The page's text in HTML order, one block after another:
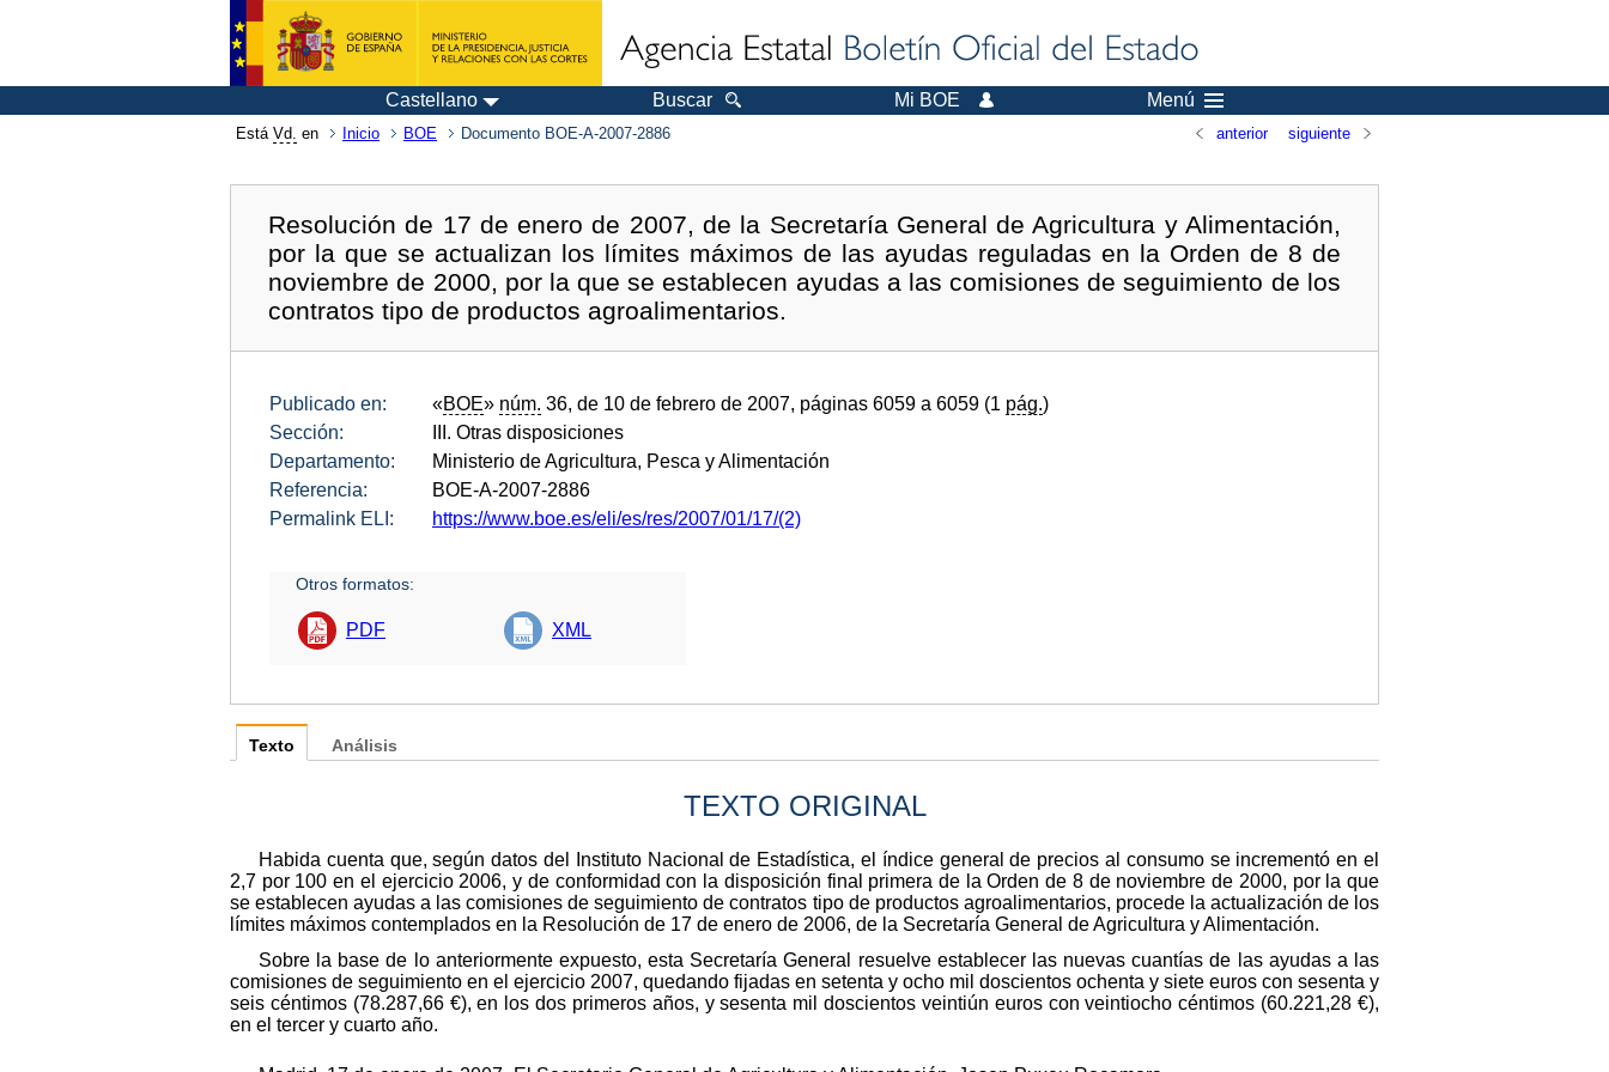
Castellano Buscar Mi BOE Menú
Está Vd. en Inicio BOE Documento BOE-A-2007-2886 anterior siguiente
Resolución de 17 de enero de 2007, de la Secretaría General de Agricultura y Alimentación,
por la que se actualizan los límites máximos de las ayudas reguladas en la Orden de 8 de
noviembre de 2000, por la que se establecen ayudas a las comisiones de seguimiento de los
contratos tipo de productos agroalimentarios.
Publicado en: «BOE» núm. 36, de 10 de febrero de 2007, páginas 6059 a 6059 (1 pág.)
Sección:
III. Otras disposiciones
Departamento:
Ministerio de Agricultura, Pesca y Alimentación
Referencia:
BOE-A-2007-2886
Permalink ELI:
https://www.boe.es/eli/es/res/2007/01/17/(2)
Otros formatos:
PDF XML
Texto
TEXTO ORIGINAL
Habida cuenta que, según datos del Instituto Nacional de Estadística, el índice general de precios al consumo se incrementó en el
2,7 por 100 en el ejercicio 2006, y de conformidad con la disposición final primera de la Orden de 8 de noviembre de 2000, por la que
se establecen ayudas a las comisiones de seguimiento de contratos tipo de productos agroalimentarios, procede la actualización de los
límites máximos contemplados en la Resolución de 17 de enero de 2006, de la Secretaría General de Agricultura y Alimentación.
Sobre la base de lo anteriormente expuesto, esta Secretaría General resuelve establecer las nuevas cuantías de las ayudas a las
comisiones de seguimiento en el ejercicio 2007, quedando fijadas en setenta y ocho mil doscientos ochenta y siete euros con sesenta y
seis céntimos (78.287,66 €), en los dos primeros años, y sesenta mil doscientos veintiún euros con veintiocho céntimos (60.221,28 €),
en el tercer y cuarto año.
Análisis